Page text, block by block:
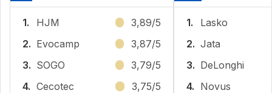
1. HJM
3,89/5
2. Evocamp
3,87/5
3. SOGO
3,79/5
4. Cecotec
3,75/5
1.
Lasko
2. Jata
3. DeLonghi
4. Novus